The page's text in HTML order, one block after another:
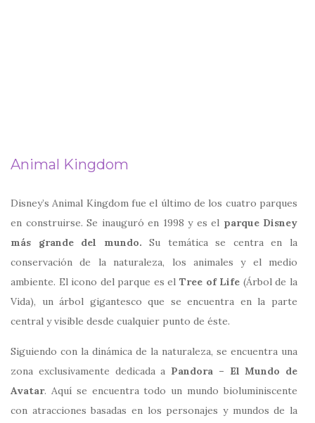
Animal Kingdom
Disney’s Animal Kingdom fue el último de los cuatro parques
en construirse. Se inauguró en 1998 y es el parque Disney
más grande del mundo.Su temática se centra en la
conservación de la naturaleza, los animales y el medio
ambiente. El icono del parque es elTree of Life (Árbol de la
Vida), un árbol gigantesco que se encuentra en la parte
central y visible desde cualquier punto de éste.
Siguiendo con la dinámica de la naturaleza, se encuentra una
zona exclusivamente dedicada a Pandora – El Mundo de
Avatar. Aquí se encuentra todo un mundo bioluminiscente
con atracciones basadas en los personajes y mundos de la